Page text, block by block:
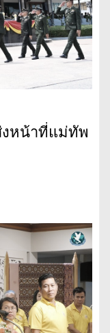
งหน้าที่แม่ทัพ